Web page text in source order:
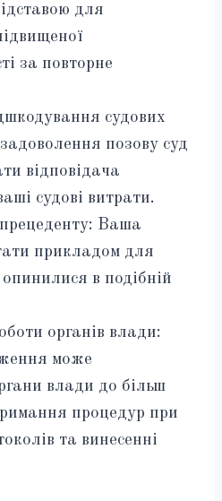
для
за повторне
судових
позову суд
відповідача
судові витрати.
Ваша
прикладом для
опинилися в подібній
органів влади:
може
влади до більш
процедур при
та винесенні